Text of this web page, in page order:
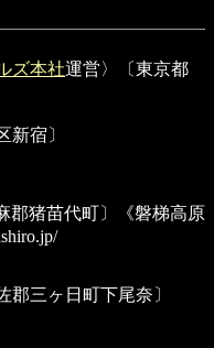
ズ本社運営〉〔東京都
新宿〕
郡猪苗代町〕《磐梯高原
郡三ヶ日町下尾奈〕